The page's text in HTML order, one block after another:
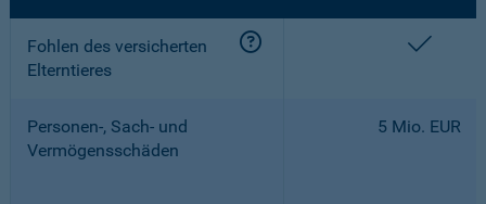
Fohlen des versicherten
Elterntieres
Personen-, Sach- und
Vermögensschäden
5 Mio. EUR